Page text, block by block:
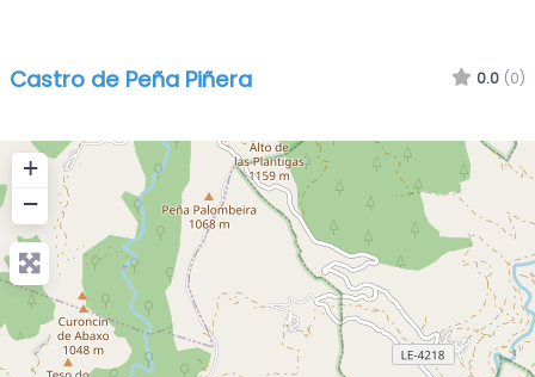
Castro de Peña Piñera 0.0 (0)
+
−